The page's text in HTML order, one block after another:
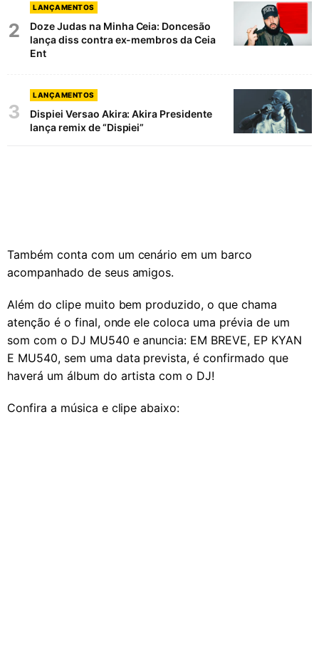
2
LANÇAMENTOS
Doze Judas na Minha Ceia: Doncesão
lança diss contra ex-membros da Ceia
Ent
3
LANÇAMENTOS
Dispiei Versao Akira: Akira Presidente
lança remix de “Dispiei”
Também conta com um cenário em um barco
acompanhado de seus amigos.
Além do clipe muito bem produzido, o que chama
atenção é o final, onde ele coloca uma prévia de um
som com o DJ MU540 e anuncia: EM BREVE, EP KYAN
E MU540, sem uma data prevista, é confirmado que
haverá um álbum do artista com o DJ!
Confira a música e clipe abaixo: